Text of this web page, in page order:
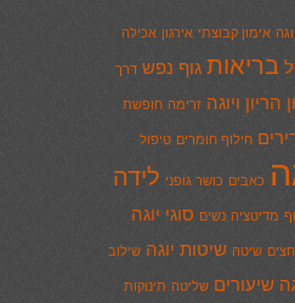
אימון קבוצתי אירגון אכילה
בריאות גוף נפש דרך
הריון ויוגה זרימה חופשת
חילוף חומרים טיפול
כאבים כושר גופני לידה
מדיטציה נשים סוגי יוגה
שיטה שיטות יוגה שילוב
שיעורים שליטה תינוקות